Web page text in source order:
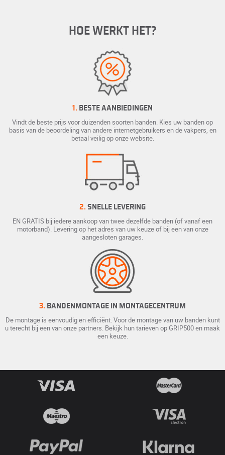
HOE WERKT HET?
1. BESTE AANBIEDINGEN
Vindt de beste prijs voor duizenden soorten banden. Kies uw banden op
basis van de beoordeling van andere internetgebruikers en de vakpers, en
betaal veilig op onze website.
2. SNELLE LEVERING
EN GRATIS bij iedere aankoop van twee dezelfde banden (of vanaf een
motorband). Levering op het adres van uw keuze of bij een van onze
aangesloten garages.
3. BANDENMONTAGE IN MONTAGECENTRUM
De montage is eenvoudig en efficiënt. Voor de montage van uw banden kunt
u terecht bij een van onze partners. Bekijk hun tarieven op GRIP500 en maak
een keuze.